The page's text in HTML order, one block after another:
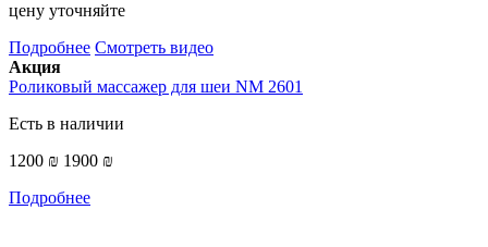
цену уточняйте
Подробнее Смотреть видео
Акция
Роликовый массажер для шеи NM 2601
Есть в наличии
1200 ₪ 1900 ₪
Подробнее